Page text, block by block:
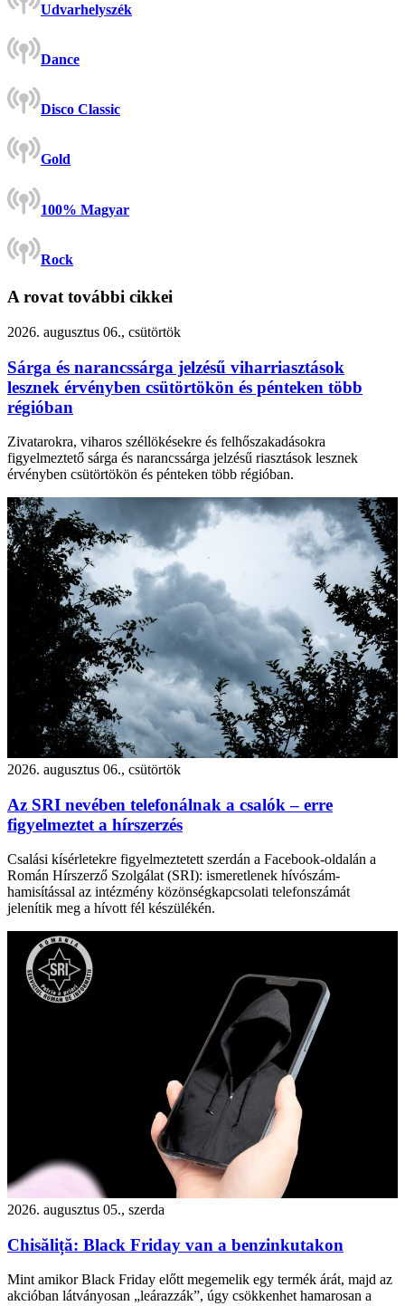
Udvarhelyszék
Dance
Disco Classic
Gold
100% Magyar
Rock
A rovat további cikkei
2026. augusztus 06., csütörtök
Sárga és narancssárga jelzésű viharriasztások
lesznek érvényben csütörtökön és pénteken több
régióban
Zivatarokra, viharos széllökésekre és felhőszakadásokra
figyelmeztető sárga és narancssárga jelzésű riasztások lesznek
érvényben csütörtökön és pénteken több régióban.
2026. augusztus 06., csütörtök
Az SRI nevében telefonálnak a csalók – erre
figyelmeztet a hírszerzés
Csalási kísérletekre figyelmeztetett szerdán a Facebook-oldalán a
Román Hírszerző Szolgálat (SRI): ismeretlenek hívószám-
hamisítással az intézmény közönségkapcsolati telefonszámát
jelenítik meg a hívott fél készülékén.
2026. augusztus 05., szerda
Chisăliță: Black Friday van a benzinkutakon
Mint amikor Black Friday előtt megemelik egy termék árát, majd az
akcióban látványosan „leárazzák”, úgy csökkenhet hamarosan a